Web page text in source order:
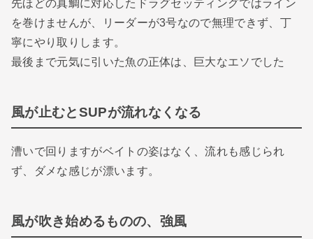
先ほどの真鯛に対応したドラグセッティングではライン
を巻けませんが、リーダーが3号なので無理できず、丁
寧にやり取りします。
最後まで元気に引いた魚の正体は、巨大なエソでした
風が止むとSUPが流れなくなる
漕いで回りますがベイトの姿はなく、流れも感じられ
ず、ダメな感じが漂います。
風が吹き始めるものの、強風